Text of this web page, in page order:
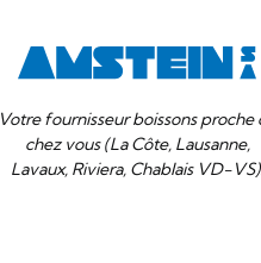
Votre fournisseur boissons proche
chez vous (La Côte, Lausanne,
Lavaux, Riviera, Chablais VD-